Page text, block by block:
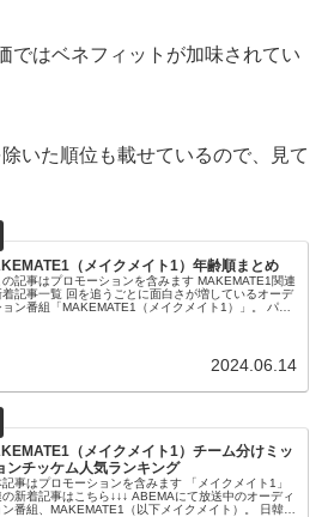
ではベネフィットが加味されてい
いた順位も載せているので、見て
（メイクメイト1）年齢順まとめ
記事はプロモーションを含みます MAKEMATE1関連
着記事一覧 回を追うごとに面白さが増しているオーデ
ョン番組「MAKEMATE1（メイクメイト1）」。 パフ
2024.06.14
（メイクメイト1）チーム分けミッ
ンチッケム人気ランキング
事はプロモーションを含みます 「メイクメイト1」
の新着記事はこちら↓↓↓ ABEMAにて放送中のオーディ
ン番組、MAKEMATE1（以下メイクメイト）。 日韓同